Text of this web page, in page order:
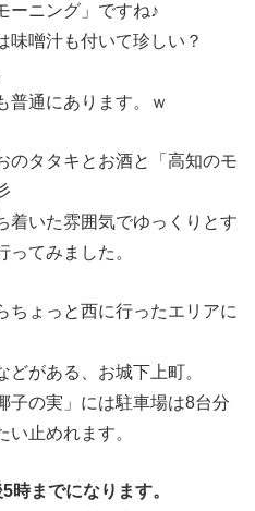
ーニング」ですね♪
味噌汁も付いて珍しい？
普通にあります。ｗ
のタタキとお酒と「高知のモ
着いた雰囲気でゆっくりとす
ってみました。
ちょっと西に行ったエリアに
がある、お城下上町。
子の実」には駐車場は8台分
止めれます。
時までになります。